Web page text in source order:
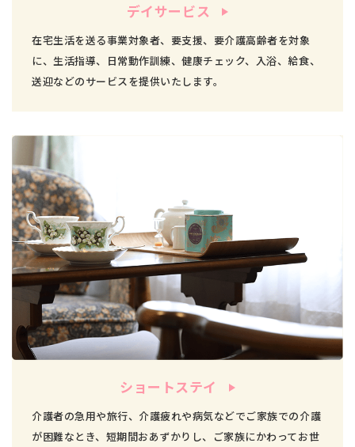
デイサービス
在宅生活を送る事業対象者、要支援、要介護高齢者を対象
に、生活指導、日常動作訓練、健康チェック、入浴、給食、
送迎などのサービスを提供いたします。
ショートステイ
介護者の急用や旅行、介護疲れや病気などでご家族での介護
が困難なとき、短期間おあずかりし、ご家族にかわってお世